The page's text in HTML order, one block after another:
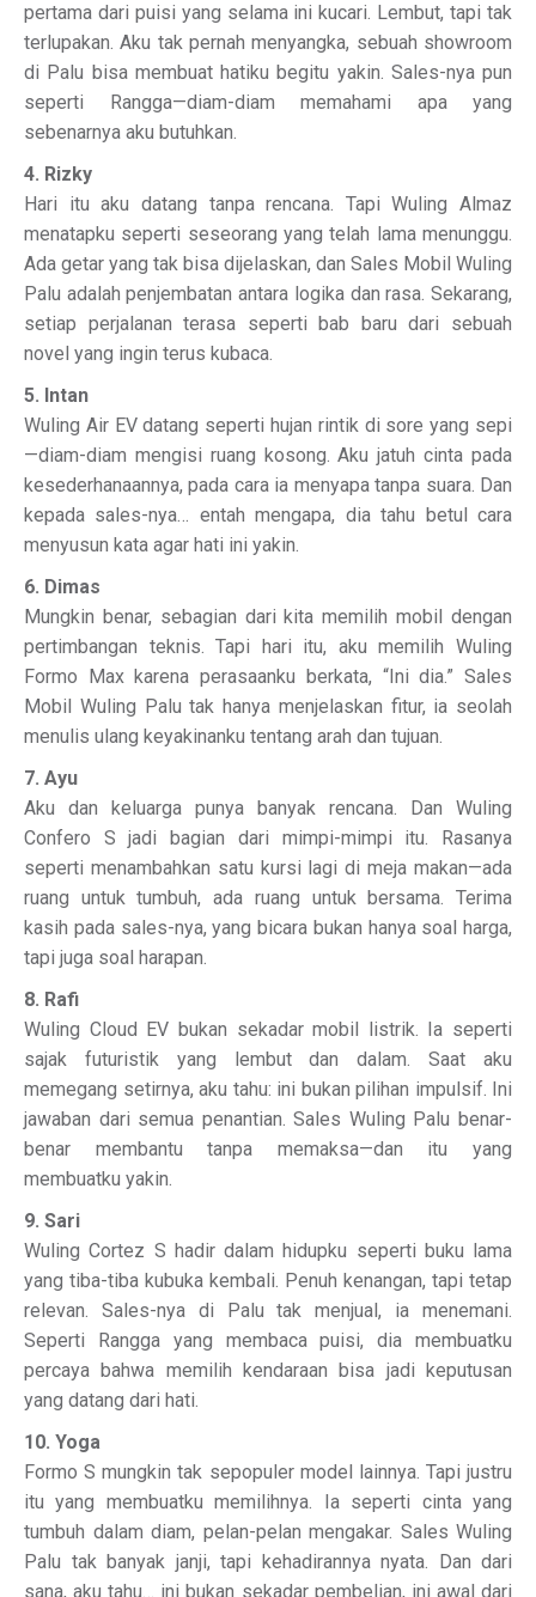
pertama dari puisi yang selama ini kucari. Lembut, tapi tak
terlupakan. Aku tak pernah menyangka, sebuah showroom
di Palu bisa membuat hatiku begitu yakin. Sales-nya pun
seperti Rangga—diam-diam memahami apa yang
sebenarnya aku butuhkan.
4. Rizky
Hari itu aku datang tanpa rencana. Tapi Wuling Almaz
menatapku seperti seseorang yang telah lama menunggu.
Ada getar yang tak bisa dijelaskan, dan Sales Mobil Wuling
Palu adalah penjembatan antara logika dan rasa. Sekarang,
setiap perjalanan terasa seperti bab baru dari sebuah
novel yang ingin terus kubaca.
5. Intan
Wuling Air EV datang seperti hujan rintik di sore yang sepi
—diam-diam mengisi ruang kosong. Aku jatuh cinta pada
kesederhanaannya, pada cara ia menyapa tanpa suara. Dan
kepada sales-nya… entah mengapa, dia tahu betul cara
menyusun kata agar hati ini yakin.
6. Dimas
Mungkin benar, sebagian dari kita memilih mobil dengan
pertimbangan teknis. Tapi hari itu, aku memilih Wuling
Formo Max karena perasaanku berkata, “Ini dia.” Sales
Mobil Wuling Palu tak hanya menjelaskan fitur, ia seolah
menulis ulang keyakinanku tentang arah dan tujuan.
7. Ayu
Aku dan keluarga punya banyak rencana. Dan Wuling
Confero S jadi bagian dari mimpi-mimpi itu. Rasanya
seperti menambahkan satu kursi lagi di meja makan—ada
ruang untuk tumbuh, ada ruang untuk bersama. Terima
kasih pada sales-nya, yang bicara bukan hanya soal harga,
tapi juga soal harapan.
8. Rafi
Wuling Cloud EV bukan sekadar mobil listrik. Ia seperti
sajak futuristik yang lembut dan dalam. Saat aku
memegang setirnya, aku tahu: ini bukan pilihan impulsif. Ini
jawaban dari semua penantian. Sales Wuling Palu benar-
benar membantu tanpa memaksa—dan itu yang
membuatku yakin.
9. Sari
Wuling Cortez S hadir dalam hidupku seperti buku lama
yang tiba-tiba kubuka kembali. Penuh kenangan, tapi tetap
relevan. Sales-nya di Palu tak menjual, ia menemani.
Seperti Rangga yang membaca puisi, dia membuatku
percaya bahwa memilih kendaraan bisa jadi keputusan
yang datang dari hati.
10. Yoga
Formo S mungkin tak sepopuler model lainnya. Tapi justru
itu yang membuatku memilihnya. Ia seperti cinta yang
tumbuh dalam diam, pelan-pelan mengakar. Sales Wuling
Palu tak banyak janji, tapi kehadirannya nyata. Dan dari
sana, aku tahu… ini bukan sekadar pembelian, ini awal dari